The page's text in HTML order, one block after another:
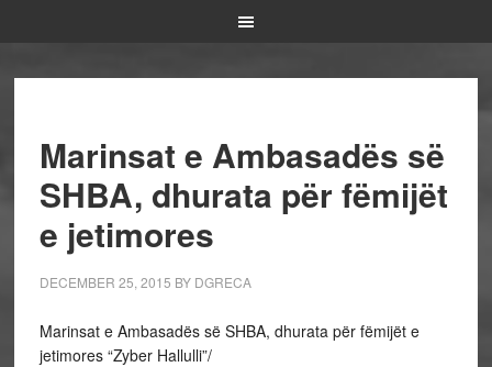
Marinsat e Ambasadës së
SHBA, dhurata për fëmijët
e jetimores
DECEMBER 25, 2015 BY DGRECA
Marinsat e Ambasadës së SHBA, dhurata për fëmijët e
jetimores “Zyber Hallulli”/